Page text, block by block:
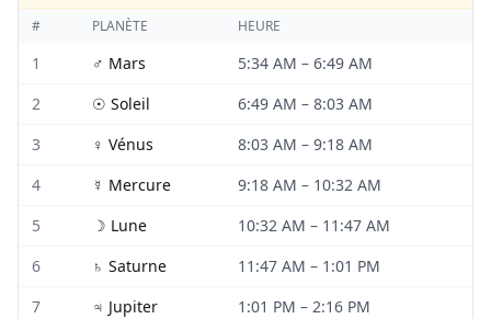
# PLANÈTE HEURE
1 ♂ Mars 5:34 AM – 6:49 AM
2
☉ Soleil 6:49 AM – 8:03 AM
3
♀ Vénus 8:03 AM – 9:18 AM
4
☿ Mercure 9:18 AM – 10:32 AM
5
☽ Lune 10:32 AM – 11:47 AM
6
♄ Saturne 11:47 AM – 1:01 PM
7
♃ Jupiter 1:01 PM – 2:16 PM